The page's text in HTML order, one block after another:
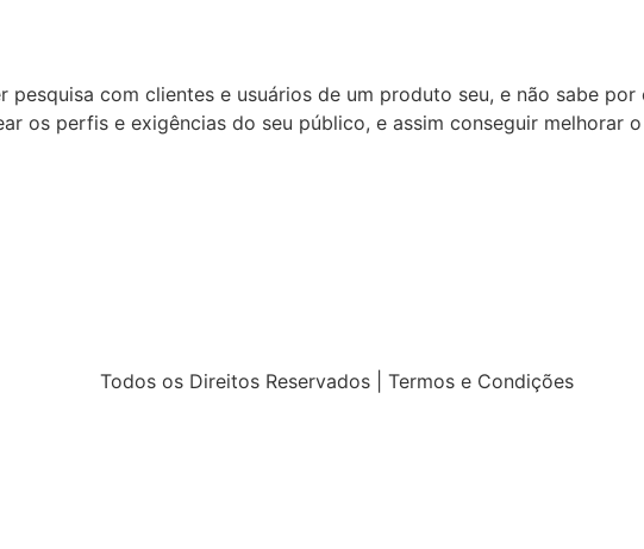
com clientes e usuários de um produto seu, e não sabe por
os perfis e exigências do seu público, e assim conseguir melhorar
Todos os Direitos Reservados | Termos e Condições